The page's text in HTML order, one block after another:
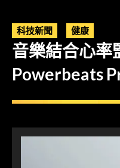
科技新聞 健康
音樂結合心
Powerbeats